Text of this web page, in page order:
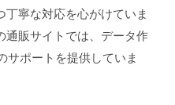
寧な対応を心がけていま
通販サイトでは、データ作
サポートを提供していま